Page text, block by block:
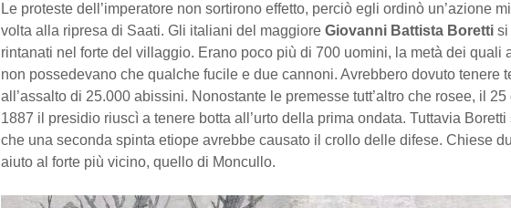
Le proteste dell’imperatore non sortirono effetto, perciò egli ordinò un’azione
volta alla ripresa di Saati. Gli italiani del maggiore Giovanni Battista Boretti si
rintanati nel forte del villaggio. Erano poco più di 700 uomini, la metà dei quali
non possedevano che qualche fucile e due cannoni. Avrebbero dovuto tenere
all’assalto di 25.000 abissini. Nonostante le premesse tutt’altro che rosee, il
1887 il presidio riuscì a tenere botta all’urto della prima ondata. Tuttavia Boretti
che una seconda spinta etiope avrebbe causato il crollo delle difese. Chiese
aiuto al forte più vicino, quello di Moncullo.